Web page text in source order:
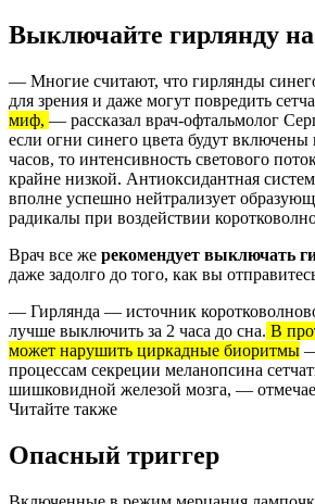
Выключайте гирлянду
— Многие считают, что гирлянды
для зрения и даже могут повредить
миф, — рассказал врач-офтальмолог
если огни синего цвета будут
часов, то интенсивность светового
крайне низкой. Антиоксидантная
вполне успешно нейтрализует
радикалы при воздействии
Врач все же рекомендует выключать
даже задолго до того, как вы
— Гирлянда — источник
лучше выключить за 2 часа до сна. В
может нарушить циркадные биоритмы
процессам секреции меланопсина
шишковидной железой мозга, —
Читайте также
Опасный триггер